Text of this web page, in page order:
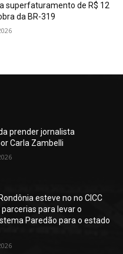
superfaturamento de R$ 12
da BR-319
prender jornalista
Carla Zambelli
esteve no no CICC
para levar o
Paredão para o estado